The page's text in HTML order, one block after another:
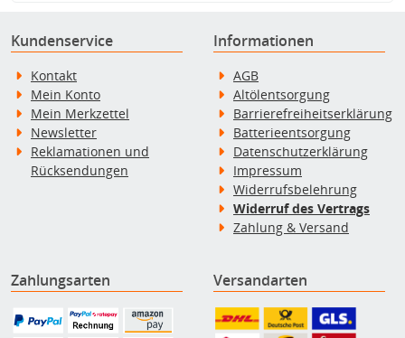
Kundenservice
Kontakt
Mein Konto
Mein Merkzettel
Newsletter
Reklamationen und
Rücksendungen
Informationen
AGB
Altölentsorgung
Barrierefreiheitserklärung
Batterieentsorgung
Datenschutzerklärung
Impressum
Widerrufsbelehrung
Widerruf des Vertrags
Zahlung & Versand
Zahlungsarten Versandarten